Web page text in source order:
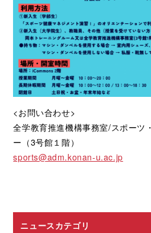
<お問い合わせ>
全学教育推進機構事務室/スポーツ
ー（3号館１階）
sports@adm.konan-u.ac.jp
ニュースカテゴリ